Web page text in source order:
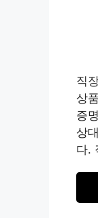
직
상
증
상
다.